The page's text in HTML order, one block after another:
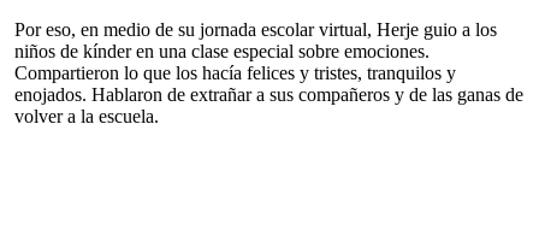
Por eso, en medio de su jornada escolar virtual, Herje guio a los
niños de kínder en una clase especial sobre emociones.
Compartieron lo que los hacía felices y tristes, tranquilos y
enojados. Hablaron de extrañar a sus compañeros y de las ganas de
volver a la escuela.